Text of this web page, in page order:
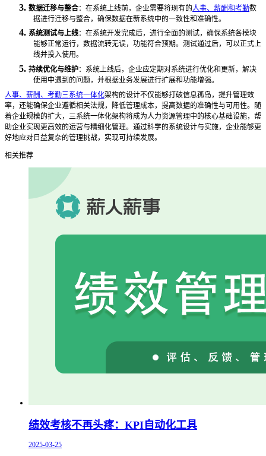
3. 数据迁移与整合：在系统上线前，企业需要将现有的人事、薪酬和考勤数
据进行迁移与整合，确保数据在新系统中的一致性和准确性。
4. 系统测试与上线：在系统开发完成后，进行全面的测试，确保系统各模块
能够正常运行，数据流转无误，功能符合预期。测试通过后，可以正式上
线并投入使用。
5. 持续优化与维护：系统上线后，企业应定期对系统进行优化和更新，解决
使用中遇到的问题，并根据业务发展进行扩展和功能增强。
人事、薪酬、考勤三系统一体化架构的设计不仅能够打破信息孤岛，提升管理效
率，还能确保企业遵循相关法规，降低管理成本，提高数据的准确性与可用性。随
着企业规模的扩大，三系统一体化架构将成为人力资源管理中的核心基础设施，帮
助企业实现更高效的运营与精细化管理。通过科学的系统设计与实施，企业能够更
好地应对日益复杂的管理挑战，实现可持续发展。
相关推荐
绩效考核不再头疼：KPI自动化工具
2025-03-25